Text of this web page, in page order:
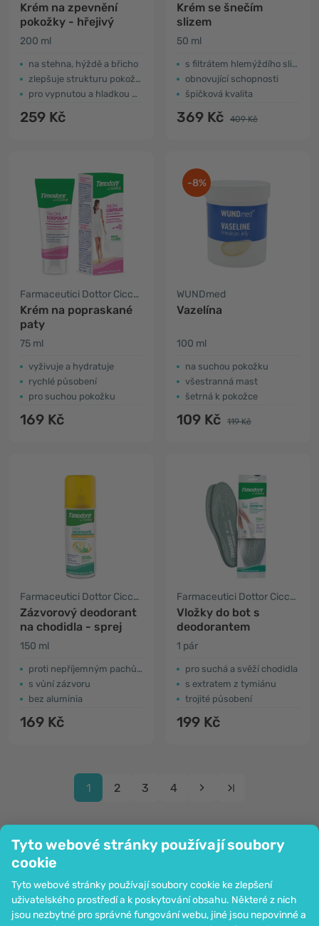
Tyto webové stránky používají soubory
cookie
Tyto webové stránky používají soubory cookie ke zlepšení
uživatelského prostředí a k poskytování obsahu. Některé z nich
jsou nezbytné pro správné fungování webu, jiné jsou nepovinné a
Krém na zpevnění
pokožky - hřejivý
200 ml
na stehna, hýždě a břicho
zlepšuje strukturu pokožky
pro vypnutou a hladkou pokožku
259 Kč
Krém se šnečím
slizem
50 ml
s filtrátem hlemýždího slizu
obnovující schopnosti
špičková kvalita
369 Kč 409 Kč
Farmaceutici Dottor Ciccarelli
Krém na popraskané
paty
75 ml
vyživuje a hydratuje
rychlé působení
pro suchou pokožku
169 Kč
-8%
WUNDmed
Vazelína
100 ml
na suchou pokožku
všestranná mast
šetrná k pokožce
109 Kč 119 Kč
Farmaceutici Dottor Ciccarelli
Zázvorový deodorant
na chodidla - sprej
150 ml
proti nepříjemným pachům a pocení
s vůní zázvoru
bez aluminia
169 Kč
Farmaceutici Dottor Ciccarelli
Vložky do bot s
deodorantem
1 pár
pro suchá a svěží chodidla
s extratem z tymiánu
trojité působení
199 Kč
1 2 3 4
Společnost
Informace
Připojte se k nám